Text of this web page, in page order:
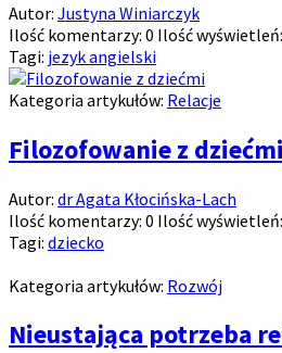
Autor: Justyna Winiarczyk
Ilość komentarzy: 0 Ilość wyświetleń:
Tagi: jezyk angielski
Kategoria artykułów: Relacje
Filozofowanie z dziećmi
Autor: dr Agata Kłocińska-Lach
Ilość komentarzy: 0 Ilość wyświetleń:
Tagi: dziecko
Kategoria artykułów: Rozwój
Nieustająca potrzeba